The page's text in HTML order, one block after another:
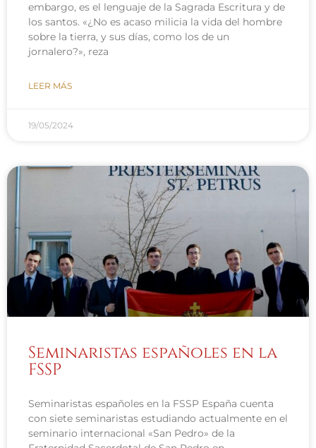
embargo, es el lenguaje de la Sagrada Escritura y de
los santos. «¿No es acaso milicia la vida del hombre
sobre la tierra, y sus días, como los de un
jornalero?», reza
LEER MÁS
19/05/2024
Seminaristas españoles en la
FSSP
Seminaristas españoles en la FSSP España cuenta
con siete seminaristas estudiando actualmente en el
seminario internacional «San Pedro» de la